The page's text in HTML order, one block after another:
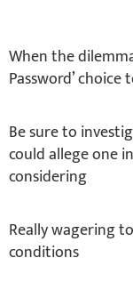
When the
Password’
Be sure to
could allege one
considering
Really wagering
conditions